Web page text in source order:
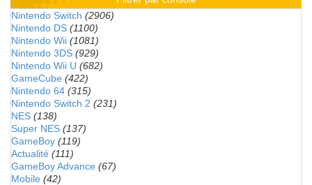
Nintendo Switch (2906)
Nintendo DS (1100)
Nintendo Wii (1081)
Nintendo 3DS (929)
Nintendo Wii U (682)
GameCube (422)
Nintendo 64 (315)
Nintendo Switch 2 (231)
NES (138)
Super NES (137)
GameBoy (119)
Actualité (111)
GameBoy Advance (67)
Mobile (42)